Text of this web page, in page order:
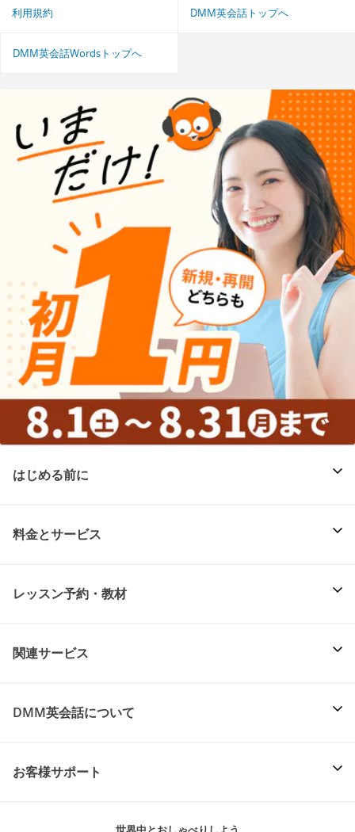
利用規約 DMM英会話トップへ
DMM英会話Wordsトップへ
はじめる前に
料金とサービス
レッスン予約・教材
関連サービス
DMM英会話について
お客様サポート